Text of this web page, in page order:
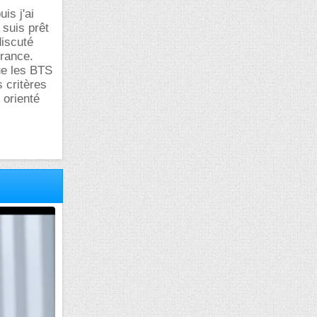
j'ai
suis prêt
les BTS
critères
orienté